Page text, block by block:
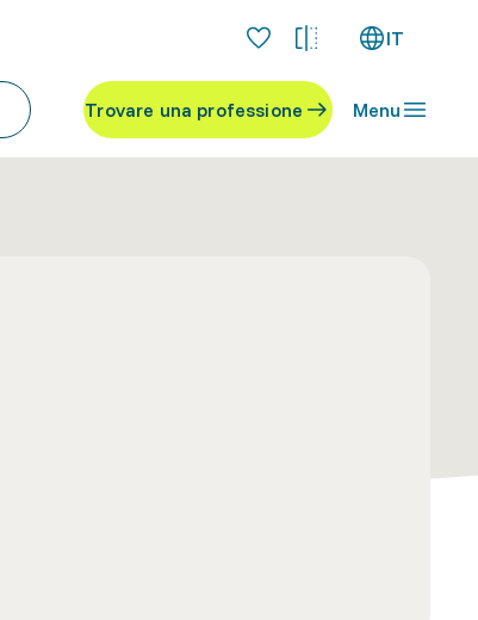
IT
Trovare una professione Menu